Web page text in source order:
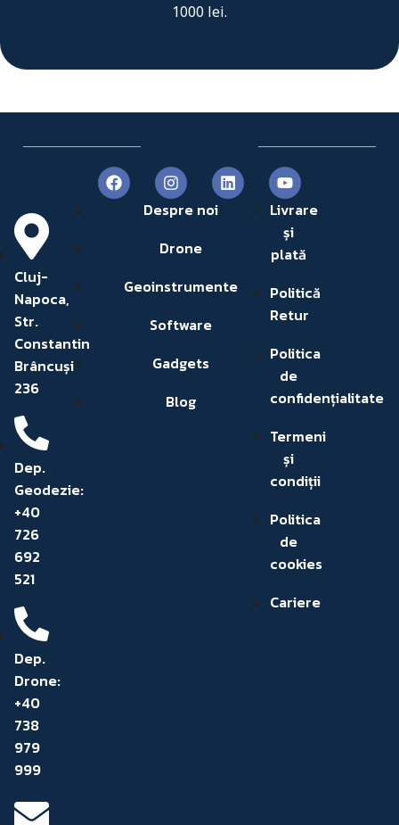
1000 lei.
Cluj-
Napoca,
Str.
Constantin
Brâncuși
236
Dep.
Geodezie:
+40
726
692
521
Dep.
Drone:
+40
738
979
999
Despre noi
Drone
Geoinstrumente
Software
Gadgets
Blog
Livrare
și
plată
Politică
Retur
Politica
de
confidențialitate
Termeni
și
condiții
Politica
de
cookies
Cariere